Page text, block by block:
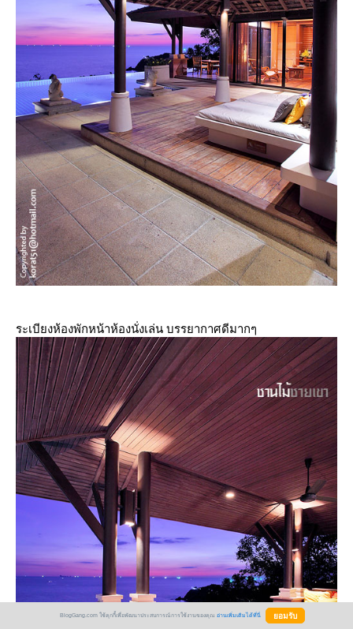
ระเบียงห้องพักหน้าห้องนั่งเล่น บรรยากาศดีมากๆ
BlogGang.com ใช้คุกกี้เพื่อพัฒนาประสบการณ์การใช้งานของคุณ อ่านเพิ่มเติมได้ที่นี่